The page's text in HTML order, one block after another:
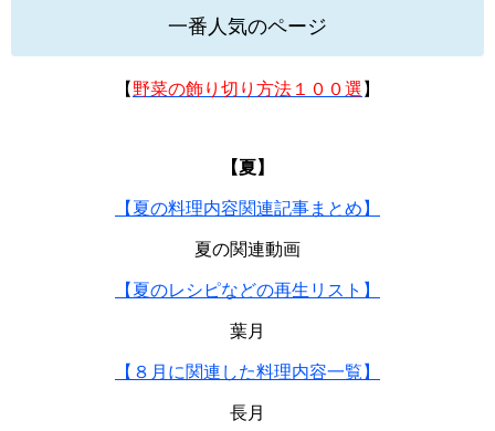
一番人気のページ
【 野菜の飾り切り方法１００選 】
【夏】
【夏の料理内容関連記事まとめ】
夏の関連動画
【夏のレシピなどの再生リスト】
葉月
【８月に関連した料理内容一覧】
長月